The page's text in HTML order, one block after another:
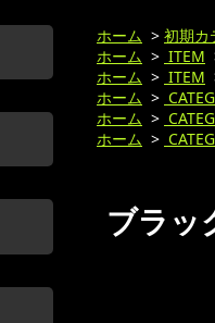
ホーム > 初期カ
ホーム > ITEM
ホーム > ITEM
ホーム >
ホーム >
ホーム >
ブラッ